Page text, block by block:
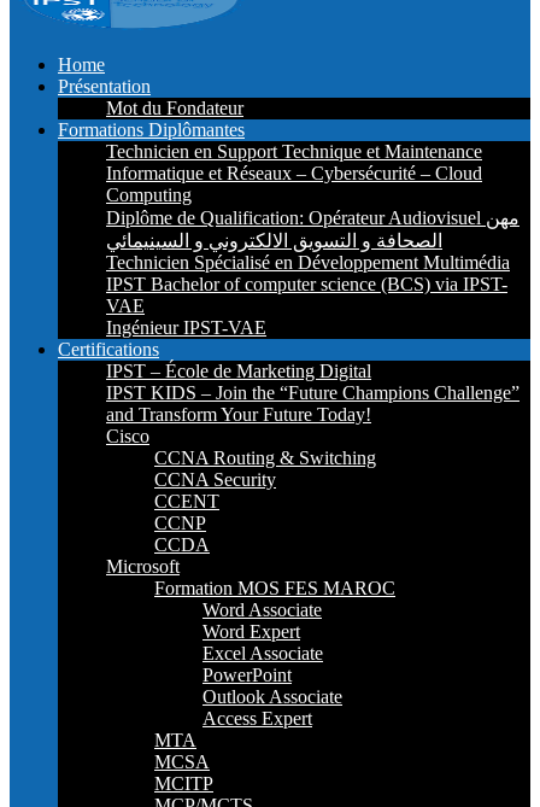
Home
Présentation
Mot du Fondateur
Formations Diplômantes
Technicien en Support Technique et Maintenance
Informatique et Réseaux – Cybersécurité – Cloud
Computing
Diplôme de Qualification: Opérateur Audiovisuel مهن
الصحافة و التسويق الالكتروني و السينيمائي
Technicien Spécialisé en Développement Multimédia
IPST Bachelor of computer science (BCS) via IPST-
VAE
Ingénieur IPST-VAE
Certifications
IPST – École de Marketing Digital
IPST KIDS – Join the “Future Champions Challenge”
and Transform Your Future Today!
Cisco
CCNA Routing & Switching
CCNA Security
CCENT
CCNP
CCDA
Microsoft
Formation MOS FES MAROC
Word Associate
Word Expert
Excel Associate
PowerPoint
Outlook Associate
Access Expert
MTA
MCSA
MCITP